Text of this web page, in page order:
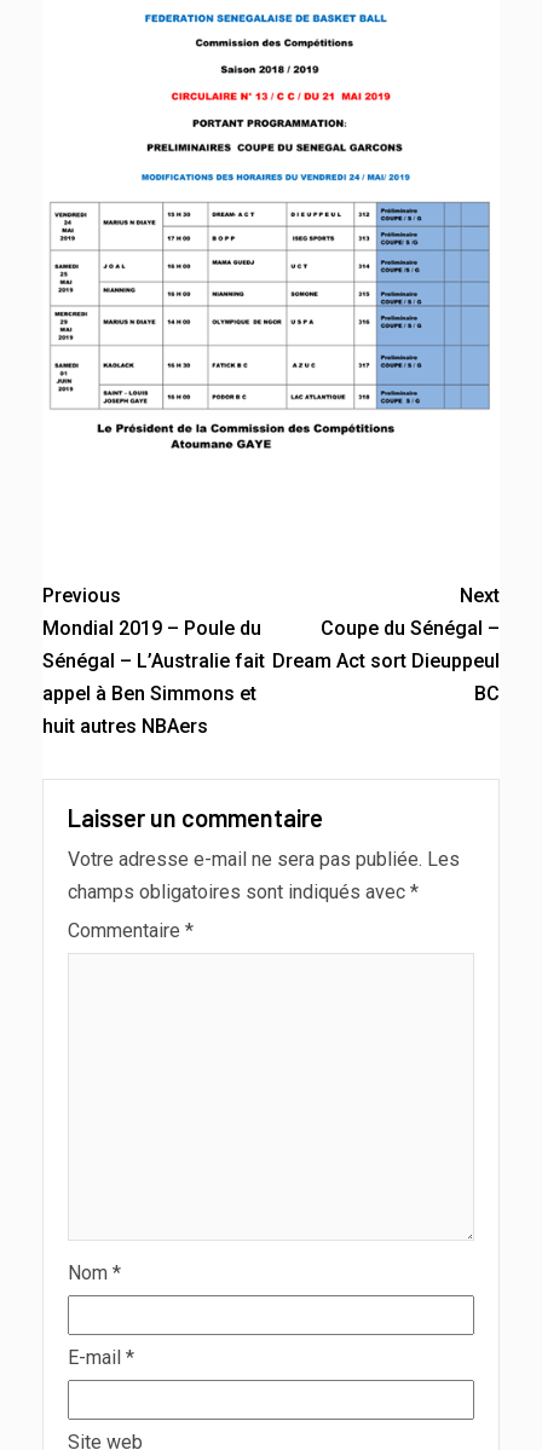
Previous
Mondial 2019 – Poule du
Sénégal – L’Australie fait
appel à Ben Simmons et
huit autres NBAers
Next
Coupe du Sénégal –
Dream Act sort Dieuppeul
BC
Laisser un commentaire
Votre adresse e-mail ne sera pas publiée. Les
champs obligatoires sont indiqués avec *
Commentaire *
Nom *
E-mail *
Site web